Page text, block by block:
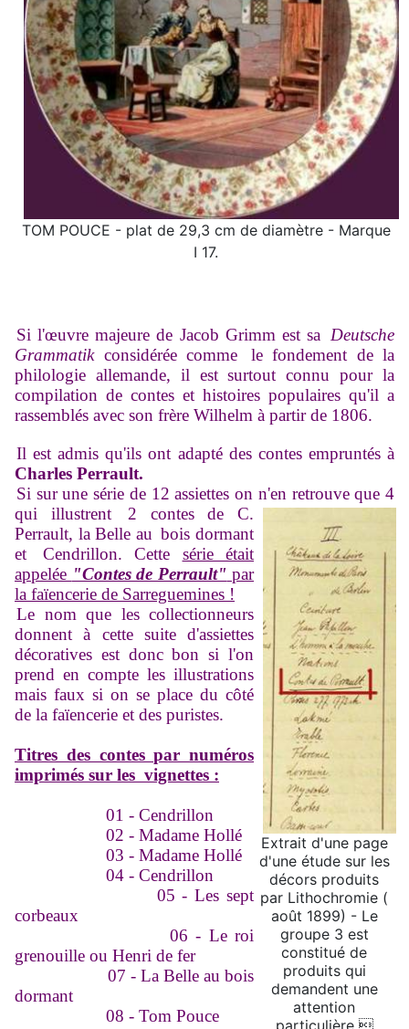
TOM POUCE - plat de 29,3 cm de diamètre - Marque
I 17.
Si l'œuvre majeure de Jacob Grimm est sa Deutsche
Grammatik considérée comme
le fondement de la
philologie allemande, il est surtout connu pour la
compilation de contes et histoires populaires qu'il a
rassemblés avec son frère Wilhelm à partir de 1806.
Il est admis qu'ils ont adapté des contes empruntés à
Charles Perrault.
Si sur une série de 12 assiettes on n'en retrouve que 4
qui illustrent
Extrait d'une page
d'une étude sur les
décors produits
par Lithochromie (
août 1899) - Le
groupe 3 est
constitué de
produits qui
demandent une
attention
particulière 
2 contes de C.
Perrault, la Belle au bois dormant
et
Cendrillon. Cette série était
appelée "Contes de Perrault" par
la faïencerie de Sarreguemines !
Le nom que les collectionneurs
donnent à cette suite d'assiettes
décoratives est donc bon si l'on
prend en compte les illustrations
mais faux si on se place du côté
de la faïencerie et des puristes.
Titres des contes par numéros
imprimés sur les vignettes :
01 - Cendrillon
02 - Madame Hollé
03 - Madame Hollé
04 - Cendrillon
05 - Les sept
corbeaux
06 - Le roi
grenouille ou Henri de fer
07 - La Belle au bois
dormant
08 - Tom Pouce